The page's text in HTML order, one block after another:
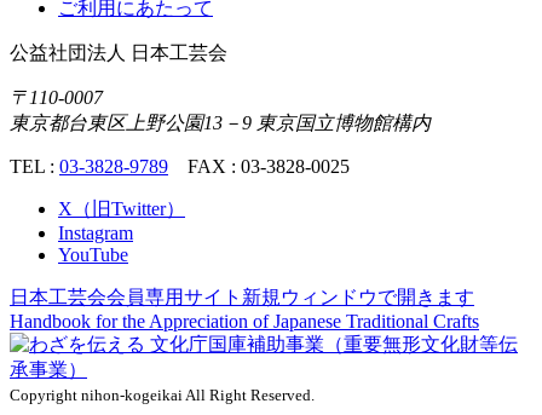
ご利用にあたって
公益社団法人 日本工芸会
〒110-0007
東京都台東区上野公園13－9 東京国立博物館構内
TEL : 03-3828-9789 FAX : 03-3828-0025
X（旧Twitter）
Instagram
YouTube
日本工芸会会員専用サイト 新規ウィンドウで開きます
Handbook for the Appreciation ofJapanese Traditional Crafts
Copyright nihon-kogeikai All Right Reserved.